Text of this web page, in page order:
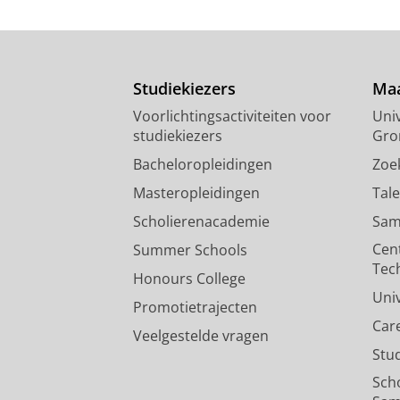
Studiekiezers
Voorlichtingsactiviteiten voor
studiekiezers
Bacheloropleidingen
Masteropleidingen
Scholierenacademie
Summer Schools
Honours College
Promotietrajecten
Veelgestelde vragen